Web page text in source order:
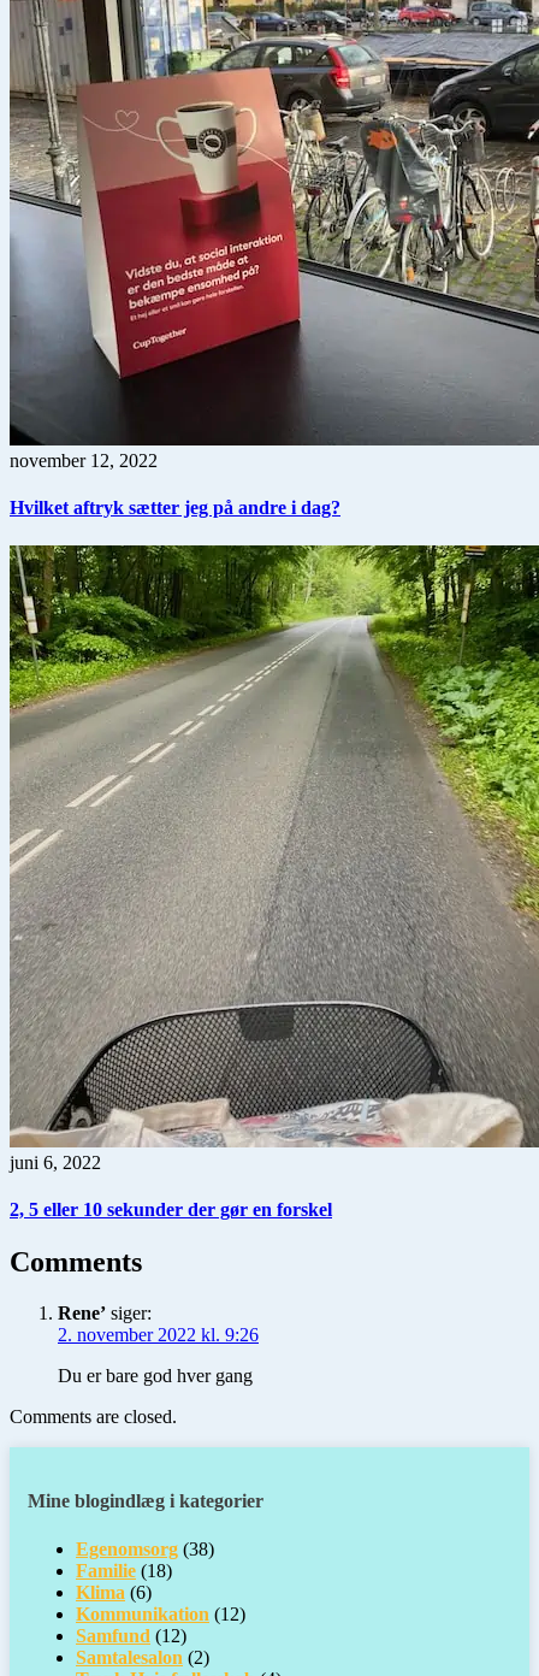
november 12, 2022
Hvilket aftryk sætter jeg på andre i dag?
juni 6, 2022
2, 5 eller 10 sekunder der gør en forskel
Comments
Rene’ siger:
2. november 2022 kl. 9:26
Du er bare god hver gang
Comments are closed.
Mine blogindlæg i kategorier
Egenomsorg (38)
Familie (18)
Klima (6)
Kommunikation (12)
Samfund (12)
Samtalesalon (2)